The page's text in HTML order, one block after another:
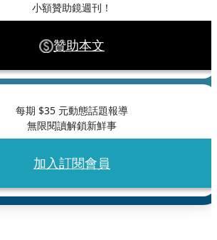
小額贊助鏡週刊！
贊助本文
每期 $35 元動態話題報導
無限閱讀解鎖新鮮事
加入訂閱會員